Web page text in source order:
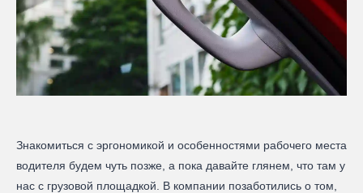
Знакомиться с эргономикой и особенностями рабочего места
водителя будем чуть позже, а пока давайте глянем, что там у
нас с грузовой площадкой. В компании позаботились о том,